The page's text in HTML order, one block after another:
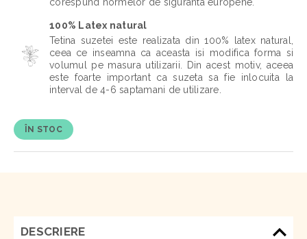
100% Latex natural
Tetina suzetei este realizata din 100% latex natural,
ceea ce inseamna ca aceasta isi modifica forma si
volumul pe masura utilizarii. Din acest motiv, aceea
este foarte important ca suzeta sa fie inlocuita la
interval de 4-6 saptamani de utilizare.
ÎN STOC
DESCRIERE